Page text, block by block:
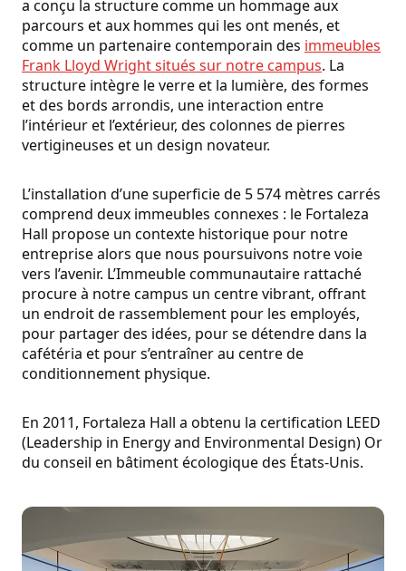
a conçu la structure comme un hommage aux
parcours et aux hommes qui les ont menés, et
comme un partenaire contemporain des immeubles
Frank Lloyd Wright situés sur notre campus. La
structure intègre le verre et la lumière, des formes
et des bords arrondis, une interaction entre
l’intérieur et l’extérieur, des colonnes de pierres
vertigineuses et un design novateur.
L’installation d’une superficie de 5 574 mètres carrés
comprend deux immeubles connexes : le Fortaleza
Hall propose un contexte historique pour notre
entreprise alors que nous poursuivons notre voie
vers l’avenir. L’Immeuble communautaire rattaché
procure à notre campus un centre vibrant, offrant
un endroit de rassemblement pour les employés,
pour partager des idées, pour se détendre dans la
cafétéria et pour s’entraîner au centre de
conditionnement physique.
En 2011, Fortaleza Hall a obtenu la certification LEED
(Leadership in Energy and Environmental Design) Or
du conseil en bâtiment écologique des États-Unis.